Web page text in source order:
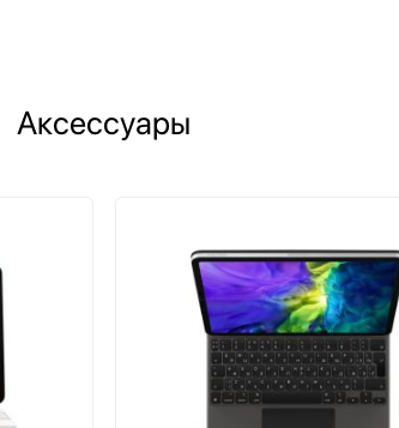
Аксессуары